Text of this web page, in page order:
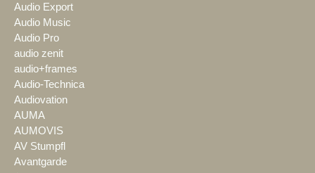
Audio Export
Audio Music
Audio Pro
audio zenit
audio+frames
Audio-Technica
Audiovation
AUMA
AUMOVIS
AV Stumpfl
Avantgarde